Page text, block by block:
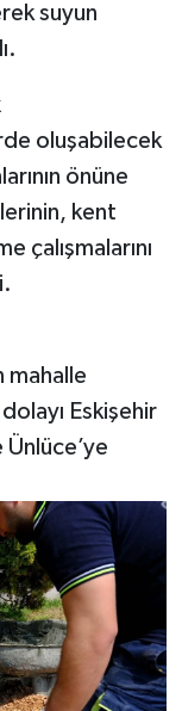
suyun
oluşabilecek
önüne
kent
çalışmalarını
mahalle
Eskişehir
Ünlüce’ye